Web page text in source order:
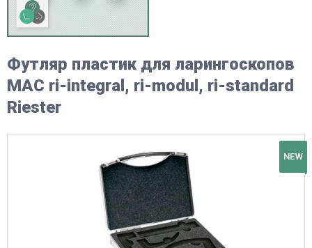
Футляр пластик для ларингоскопов
MAC ri-integral, ri-modul, ri-standard
Riester
NEW